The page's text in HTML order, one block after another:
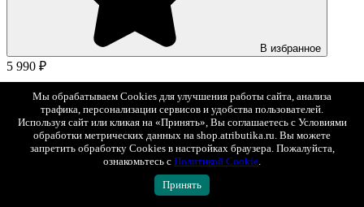
В избранное
5 990 ₽
Штаны NHL Toronto Maple Leafs
Арт. 45890
БЫСТРЫЙ ПРОСМОТР
Мы обрабатываем Cookies для улучшения работы сайта, анализа
трафика, персонализации сервисов и удобства пользователей.
Используя сайт или кликая на «Принять», Вы соглашаетесь с Условиями
обработки метрических данных на shop.atributika.ru. Вы можете
запретить обработку Cookies в настройках браузера. Пожалуйста,
ознакомьтесь с Политикой Cookie.
Принять